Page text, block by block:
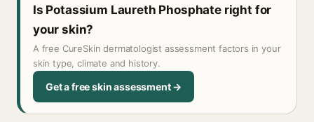
Is Potassium Laureth Phosphate right for
your skin?
A free CureSkin dermatologist assessment factors in your
skin type, climate and history.
Get a free skin assessment →